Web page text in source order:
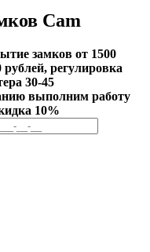
Cam
замков от 1500
регулировка
30-45
выполним работу
10%